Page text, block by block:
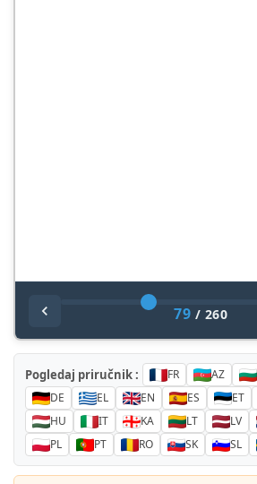
79 / 260
Pogledaj priručnik : FR AZ
DE
EL EN ES ET
HU
IT KA LT LV
PL
PT RO SK SL